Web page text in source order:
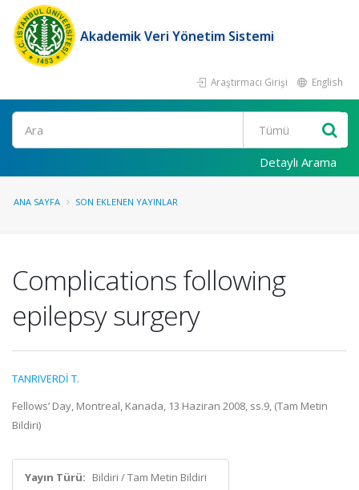
Akademik Veri Yönetim Sistemi
Araştırmacı Girişi English
Ara
Detaylı Arama
ANA SAYFA SON EKLENEN YAYINLAR
Complications following
epilepsy surgery
TANRIVERDİ T.
Fellows’ Day, Montreal, Kanada, 13 Haziran 2008, ss.9, (Tam Metin
Bildiri)
Yayın Türü: Bildiri / Tam Metin Bildiri